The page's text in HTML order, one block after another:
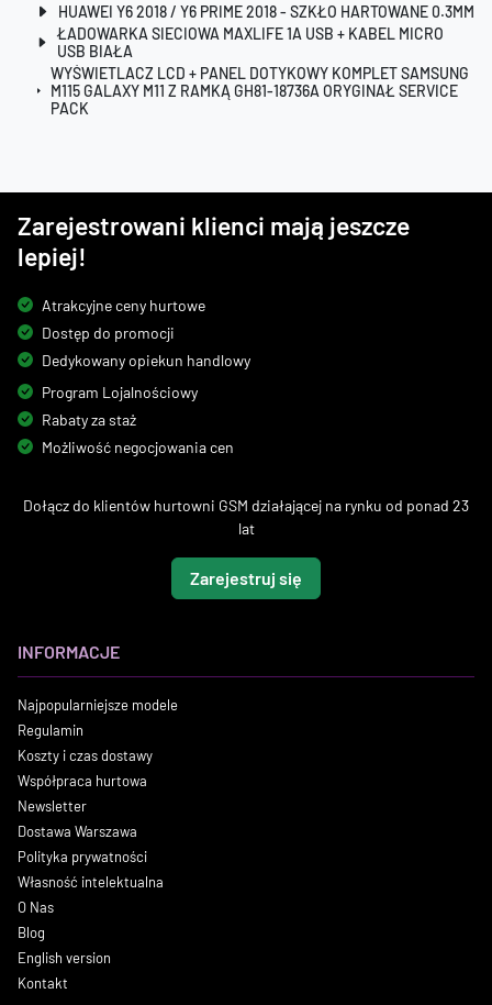
HUAWEI Y6 2018 / Y6 PRIME 2018 - SZKŁO HARTOWANE 0.3MM
ŁADOWARKA SIECIOWA MAXLIFE 1A USB + KABEL MICRO
USB BIAŁA
WYŚWIETLACZ LCD + PANEL DOTYKOWY KOMPLET SAMSUNG
M115 GALAXY M11 Z RAMKĄ GH81-18736A ORYGINAŁ SERVICE
PACK
Zarejestrowani klienci mają jeszcze
lepiej!
Atrakcyjne ceny hurtowe
Dostęp do promocji
Dedykowany opiekun handlowy
Program Lojalnościowy
Rabaty za staż
Możliwość negocjowania cen
Dołącz do klientów hurtowni GSM działającej na rynku od ponad 23
lat
Zarejestruj się
INFORMACJE
Najpopularniejsze modele
Regulamin
Koszty i czas dostawy
Współpraca hurtowa
Newsletter
Dostawa Warszawa
Polityka prywatności
Własność intelektualna
O Nas
Blog
English version
Kontakt